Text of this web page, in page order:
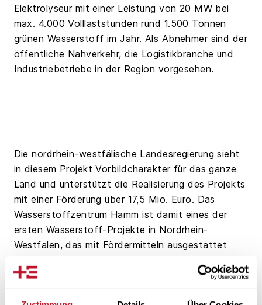
Elektrolyseur mit einer Leistung von 20 MW bei
max. 4.000 Volllaststunden rund 1.500 Tonnen
grünen Wasserstoff im Jahr. Als Abnehmer sind der
öffentliche Nahverkehr, die Logistikbranche und
Industriebetriebe in der Region vorgesehen.
Die nordrhein-westfälische Landesregierung sieht
in diesem Projekt Vorbildcharakter für das ganze
Land und unterstützt die Realisierung des Projekts
mit einer Förderung über 17,5 Mio. Euro. Das
Wasserstoffzentrum Hamm ist damit eines der
ersten Wasserstoff-Projekte in Nordrhein-
Westfalen, das mit Fördermitteln ausgestattet